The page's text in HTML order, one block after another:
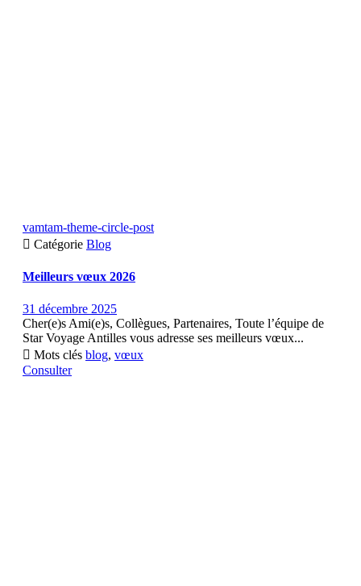
vamtam-theme-circle-post
 Catégorie Blog
Meilleurs vœux 2026
31 décembre 2025
Cher(e)s Ami(e)s, Collègues, Partenaires, Toute l’équipe de
Star Voyage Antilles vous adresse ses meilleurs vœux...
 Mots clés blog, vœux
Consulter